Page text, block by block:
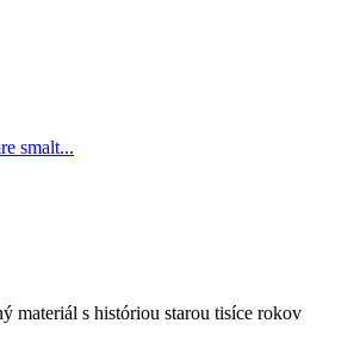
smalt...
€.
materiál s históriou starou tisíce rokov